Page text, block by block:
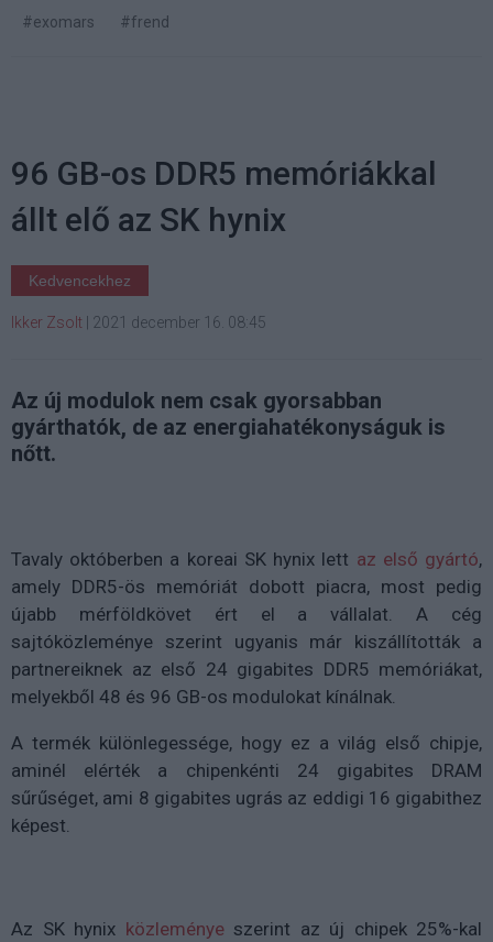
#exomars
#frend
96 GB-os DDR5 memóriákkal
állt elő az SK hynix
Kedvencekhez
Ikker Zsolt 2021 december 16. 08:45
Az új modulok nem csak gyorsabban
gyárthatók, de az energiahatékonyságuk is
nőtt.
Tavaly októberben a koreai SK hynix lett az első gyártó,
amely DDR5-ös memóriát dobott piacra, most pedig
újabb mérföldkövet ért el a vállalat. A cég
sajtóközleménye szerint ugyanis már kiszállították a
partnereiknek az első 24 gigabites DDR5 memóriákat,
melyekből 48 és 96 GB-os modulokat kínálnak.
A termék különlegessége, hogy ez a világ első chipje,
aminél elérték a chipenkénti 24 gigabites DRAM
sűrűséget, ami 8 gigabites ugrás az eddigi 16 gigabithez
képest.
Az SK hynix közleménye szerint az új chipek 25%-kal